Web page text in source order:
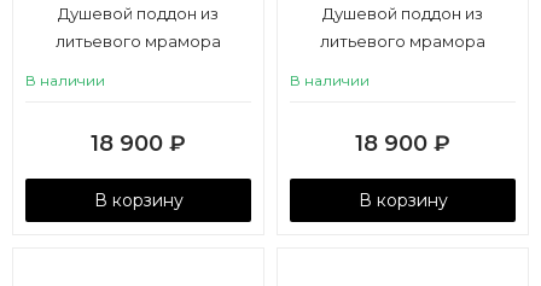
Душевой поддон из
литьевого мрамора
В наличии
18 900 ₽
В корзину
Душевой поддон из
литьевого мрамора
В наличии
18 900 ₽
В корзину